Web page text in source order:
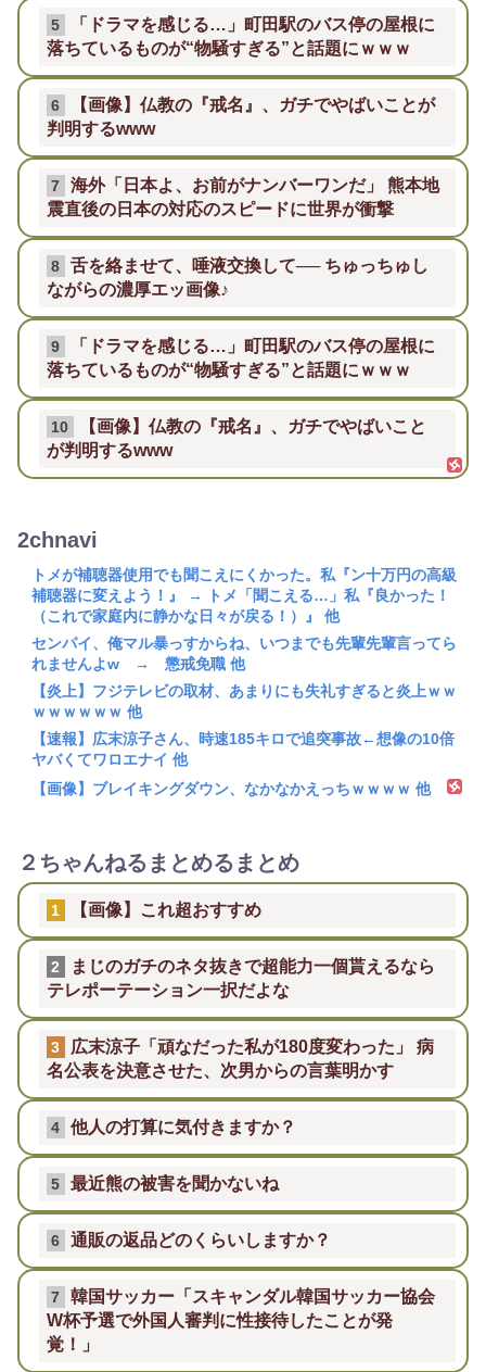
5
「ドラマを感じる…」町田駅のバス停の屋根に
落ちているものが“物騒すぎる”と話題にｗｗｗ
6
【画像】仏教の『戒名』、ガチでやばいことが
判明するwww
7
海外「日本よ、お前がナンバーワンだ」 熊本地
震直後の日本の対応のスピードに世界が衝撃
8
舌を絡ませて、唾液交換して── ちゅっちゅし
ながらの濃厚エッ画像♪
9
「ドラマを感じる…」町田駅のバス停の屋根に
落ちているものが“物騒すぎる”と話題にｗｗｗ
10
【画像】仏教の『戒名』、ガチでやばいこと
が判明するwww
2chnavi
トメが補聴器使用でも聞こえにくかった。私『ン十万円の高級
補聴器に変えよう！』 → トメ「聞こえる…」私『良かった！
（これで家庭内に静かな日々が戻る！）』 他
センパイ、俺マル暴っすからね、いつまでも先輩先輩言ってら
れませんよw → 懲戒免職 他
【炎上】フジテレビの取材、あまりにも失礼すぎると炎上ｗｗ
ｗｗｗｗｗｗ 他
【速報】広末涼子さん、時速185キロで追突事故←想像の10倍
ヤバくてワロエナイ 他
【画像】ブレイキングダウン、なかなかえっちｗｗｗｗ 他
２ちゃんねるまとめるまとめ
1 【画像】これ超おすすめ
2
まじのガチのネタ抜きで超能力一個貰えるなら
テレポーテーション一択だよな
3
広末涼子「頑なだった私が180度変わった」 病
名公表を決意させた、次男からの言葉明かす
4 他人の打算に気付きますか？
5 最近熊の被害を聞かないね
6 通販の返品どのくらいしますか？
7
韓国サッカー「スキャンダル韓国サッカー協会
W杯予選で外国人審判に性接待したことが発
覚！」